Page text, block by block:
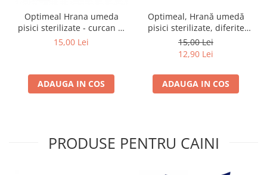
Optimeal Hrana umeda
pisici sterilizate - curcan si
pui in sos, set 3+1,
15,00 Lei
ADAUGA IN COS
Optimeal, Hrană umedă
pisici sterilizate, diferite
arome, (3+1), 0.34kg
15,00 Lei
12,90 Lei
ADAUGA IN COS
PRODUSE PENTRU CAINI